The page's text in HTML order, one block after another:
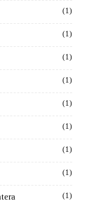
(1)
(1)
(1)
(1)
(1)
(1)
(1)
(1)
(1)